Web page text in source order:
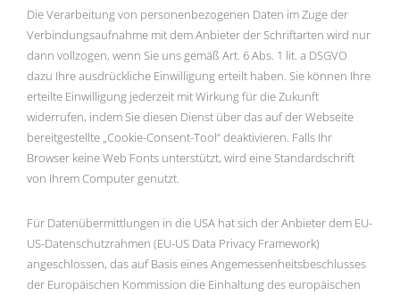
Die Verarbeitung von personenbezogenen Daten im Zuge der
Verbindungsaufnahme mit dem Anbieter der Schriftarten wird nur
dann vollzogen, wenn Sie uns gemäß Art. 6 Abs. 1 lit. a DSGVO
dazu Ihre ausdrückliche Einwilligung erteilt haben. Sie können Ihre
erteilte Einwilligung jederzeit mit Wirkung für die Zukunft
widerrufen, indem Sie diesen Dienst über das auf der Webseite
bereitgestellte „Cookie-Consent-Tool“ deaktivieren. Falls Ihr
Browser keine Web Fonts unterstützt, wird eine Standardschrift
von Ihrem Computer genutzt.
Für Datenübermittlungen in die USA hat sich der Anbieter dem EU-
US-Datenschutzrahmen (EU-US Data Privacy Framework)
angeschlossen, das auf Basis eines Angemessenheitsbeschlusses
der Europäischen Kommission die Einhaltung des europäischen